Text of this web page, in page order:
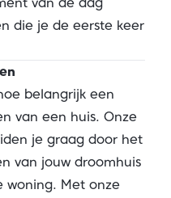
die je de eerste keer
belangrijk een
van een huis. Onze
je graag door het
van jouw droomhuis
woning. Met onze